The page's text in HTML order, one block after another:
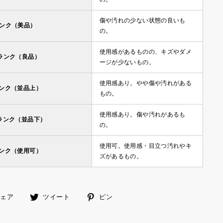
ク（美品）
傷や汚れの少ない状態の良いも
の。
ンク（良品）
使用感があるものの、キズやダメ
ージが少ないもの。
ク（並品上）
使用感あり。やや傷や汚れがある
もの。
ンク（並品下）
使用感あり。傷や汚れがあるも
の。
ク（使用可）
使用可。使用感・目立つ汚れやキ
ズがあるもの。
ア
facebookツイート ピン